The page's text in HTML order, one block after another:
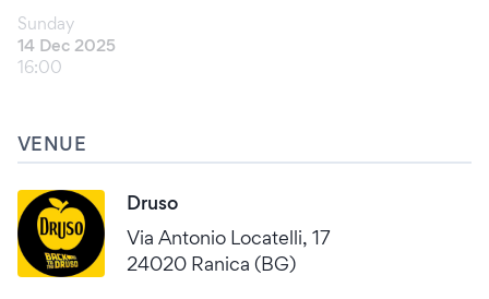
Sunday
14 Dec 2025
16:00
VENUE
Druso
Via Antonio Locatelli, 17
24020 Ranica (BG)